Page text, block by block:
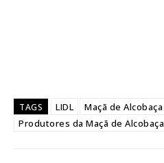
TAGS LIDL
Maçã de Alcobaça
Produtores da Maçã de Alcobaça